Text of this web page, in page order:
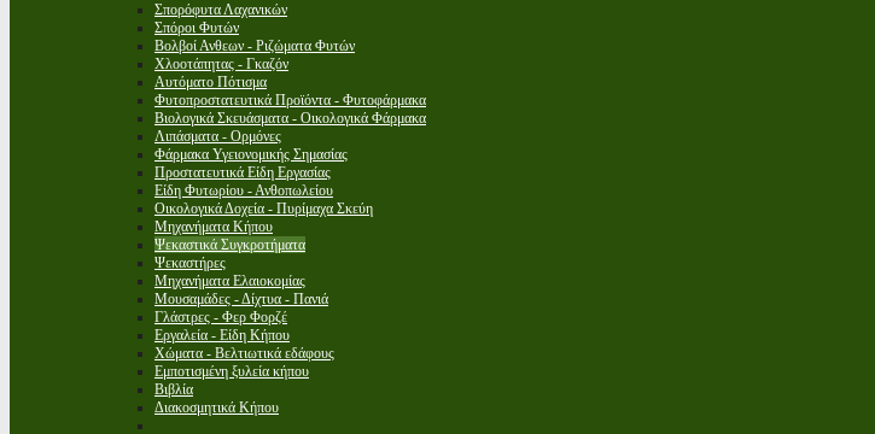
Σπορόφυτα Λαχανικών
Σπόροι Φυτών
Βολβοί Ανθεων - Ριζώματα Φυτών
Χλοοτάπητας - Γκαζόν
Αυτόματο Πότισμα
Φυτοπροστατευτικά Προϊόντα - Φυτοφάρμακα
Βιολογικά Σκευάσματα - Οικολογικά Φάρμακα
Λιπάσματα - Ορμόνες
Φάρμακα Υγειονομικής Σημασίας
Προστατευτικά Είδη Εργασίας
Είδη Φυτωρίου - Ανθοπωλείου
Οικολογικά Δοχεία - Πυρίμαχα Σκεύη
Μηχανήματα Κήπου
Ψεκαστικά Συγκροτήματα
Ψεκαστήρες
Μηχανήματα Ελαιοκομίας
Μουσαμάδες - Δίχτυα - Πανιά
Γλάστρες - Φερ Φορζέ
Εργαλεία - Είδη Κήπου
Χώματα - Βελτιωτικά εδάφους
Εμποτισμένη ξυλεία κήπου
Βιβλία
Διακοσμητικά Κήπου